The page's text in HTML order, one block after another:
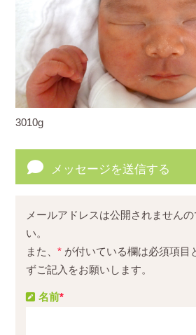
3010g
メッセージを送信する
メールアドレスは公開されません
い。
また、* が付いている欄は必須項目
ずご記入をお願いします。
名前*